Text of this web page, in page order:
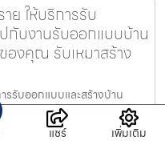
ย ให้บริการรับ
กับงานรับออกแบบบ้าน
องคุณ รับเหมาสร้าง
รรับออกแบบและสร้างบ้าน
บโจทย์ทุกไลฟ์สไตล์ของคุ
แชร์ เพิ่มเติม